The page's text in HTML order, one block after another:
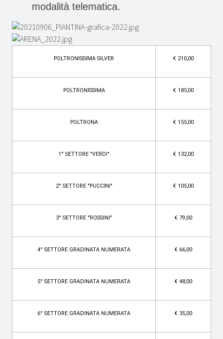
modalità telematica.
POLTRONISSIMA SILVER € 210,00
POLTRONISSIMA € 185,00
POLTRONA € 155,00
1° SETTORE "VERDI" € 132,00
2° SETTORE "PUCCINI" € 105,00
3° SETTORE "ROSSINI" € 79,00
4° SETTORE GRADINATA NUMERATA € 66,00
5° SETTORE GRADINATA NUMERATA € 48,00
6° SETTORE GRADINATA NUMERATA € 35,00